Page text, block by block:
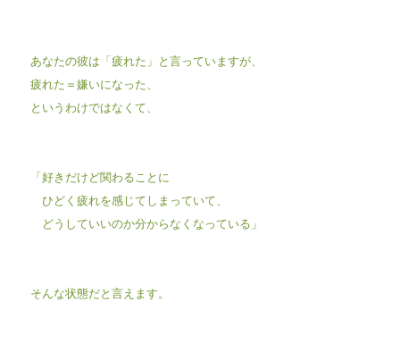
あなたの彼は「疲れた」と言っていますが、
疲れた＝嫌いになった、
というわけではなくて、
「好きだけど関わることに
ひどく疲れを感じてしまっていて、
どうしていいのか分からなくなっている」
そんな状態だと言えます。